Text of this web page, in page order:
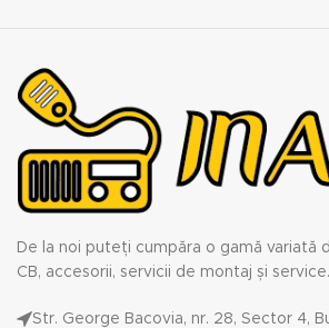
De la noi puteți cumpăra o gamă variată
CB, accesorii, servicii de montaj și service.
Str. George Bacovia, nr. 28, Sector 4,